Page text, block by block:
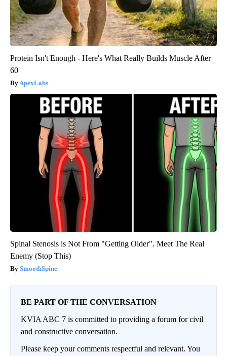
Protein Isn't Enough - Here's What Really Builds Muscle After
60
ApexLabs
Spinal Stenosis is Not From "Getting Older". Meet The Real
Enemy (Stop This)
SmoothSpine
BE PART OF THE CONVERSATION
KVIA ABC 7 is committed to providing a forum for civil
and constructive conversation.
Please keep your comments respectful and relevant. You